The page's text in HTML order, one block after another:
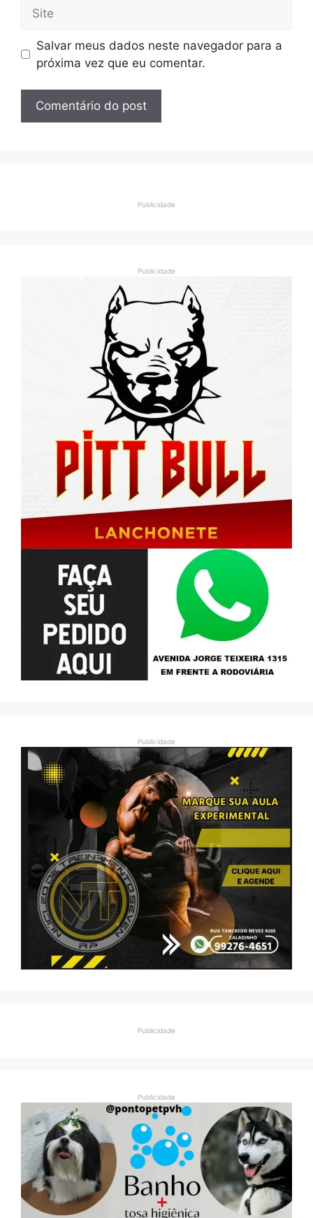
Salvar meus dados neste navegador para a
próxima vez que eu comentar.
Publicidade
Publicidade
Publicidade
Publicidade
Publicidade